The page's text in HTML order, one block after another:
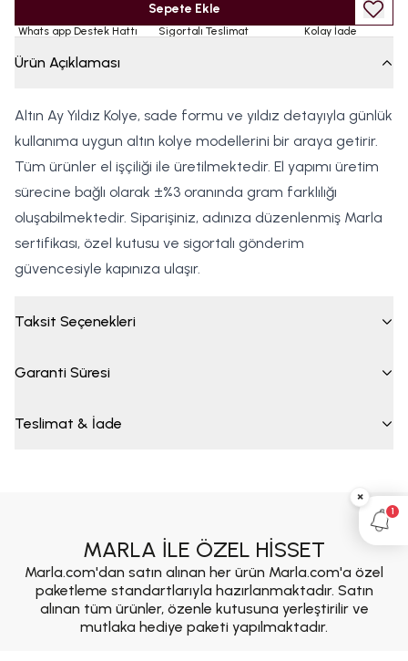
Sepete Ekle
Whats app Destek Hattı Sigortalı Teslimat Kolay İade
Ürün Açıklaması
Altın Ay Yıldız Kolye, sade formu ve yıldız detayıyla günlük
kullanıma uygun altın kolye modellerini bir araya getirir.
Tüm ürünler el işçiliği ile üretilmektedir. El yapımı üretim
sürecine bağlı olarak ±%3 oranında gram farklılığı
oluşabilmektedir. Siparişiniz, adınıza düzenlenmiş Marla
sertifikası, özel kutusu ve sigortalı gönderim
güvencesiyle kapınıza ulaşır.
Taksit Seçenekleri
Garanti Süresi
Teslimat & İade
MARLA İLE ÖZEL HİSSET
Marla.com'dan satın alınan her ürün Marla.com'a özel
paketleme standartlarıyla hazırlanmaktadır. Satın
alınan tüm ürünler, özenle kutusuna yerleştirilir ve
mutlaka hediye paketi yapılmaktadır.
×
1